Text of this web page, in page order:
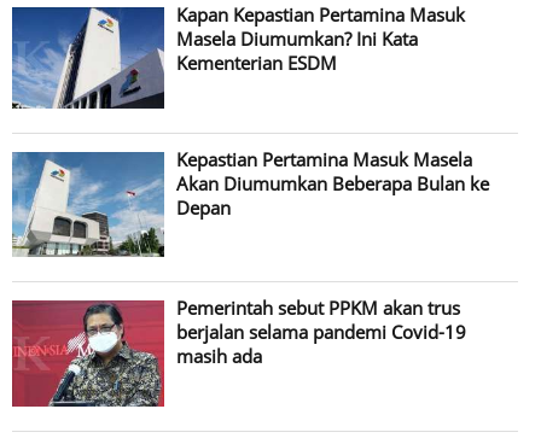
Kapan Kepastian Pertamina Masuk
Masela Diumumkan? Ini Kata
Kementerian ESDM
Kepastian Pertamina Masuk Masela
Akan Diumumkan Beberapa Bulan ke
Depan
Pemerintah sebut PPKM akan trus
berjalan selama pandemi Covid-19
masih ada